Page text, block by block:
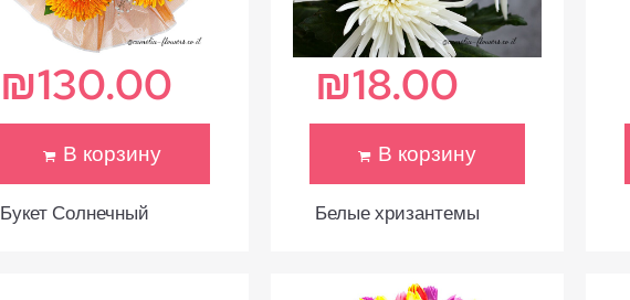
Букет Солнечный
₪130.00
В корзину
Белые хризантемы
₪18.00
В корзину